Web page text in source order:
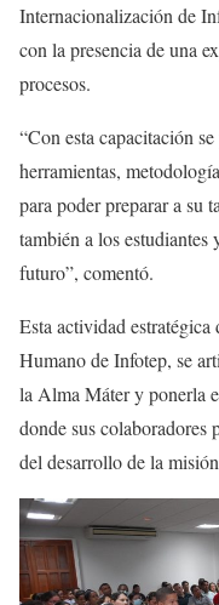
Internacionalización de
con la presencia de una
procesos.
“Con esta capacitación
herramientas,
para poder preparar a su
también a los estudiantes
futuro”, comentó.
Esta actividad
Humano de Infotep, se
la Alma Máter y ponerla
donde sus colaboradores
del desarrollo de la